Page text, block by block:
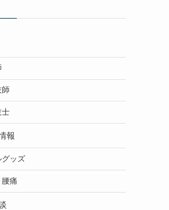
師
士
報
グッズ
腰痛